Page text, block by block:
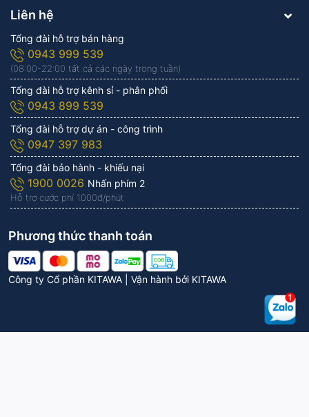
Liên hệ
Tổng đài hỗ trợ bán hàng
0943 999 539
(08:00-22:00 tất cả các ngày trong tuần)
Tổng đài hỗ trợ kênh sỉ - phân phối
0943 899 539
Tổng đài hỗ trợ dự án - công trình
0947 397 983
Tổng đài bảo hành - khiếu nại
1900 0026 Nhấn phím 2
Hỗ trợ cước phí 1.000đ/phút
Công ty Cổ phần KITAWA | Vận hành bởi KITAWA
Phương thức thanh toán